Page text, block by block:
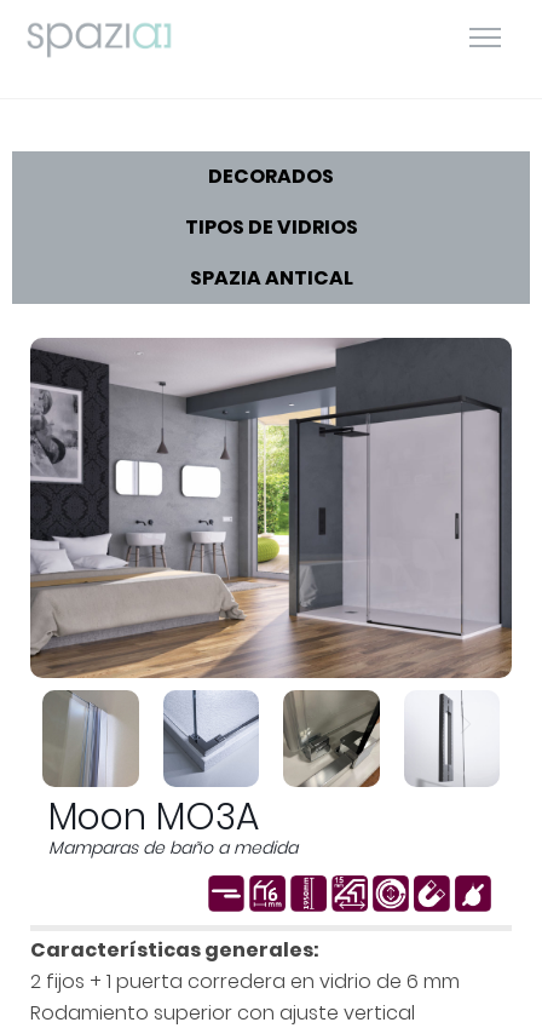
DECORADOS
TIPOS DE VIDRIOS
SPAZIA ANTICAL
Moon MO3A
Mamparas de baño a medida
Características generales:
2 fijos + 1 puerta corredera en vidrio de 6 mm
Rodamiento superior con ajuste vertical